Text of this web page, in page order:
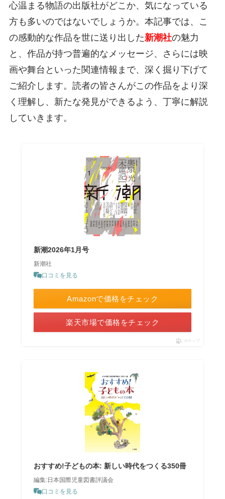
心温まる物語の出版社がどこか、気になっている
方も多いのではないでしょうか。本記事では、こ
の感動的な作品を世に送り出した新潮社の魅力
と、作品が持つ普遍的なメッセージ、さらには映
画や舞台といった関連情報まで、深く掘り下げて
ご紹介します。読者の皆さんがこの作品をより深
く理解し、新たな発見ができるよう、丁寧に解説
していきます。
新潮2026年1月号
新潮社
口コミを見る
Amazonで価格をチェック
楽天市場で価格をチェック
ポチップ
おすすめ!子どもの本: 新しい時代をつくる350冊
編集:日本国際児童図書評議会
口コミを見る